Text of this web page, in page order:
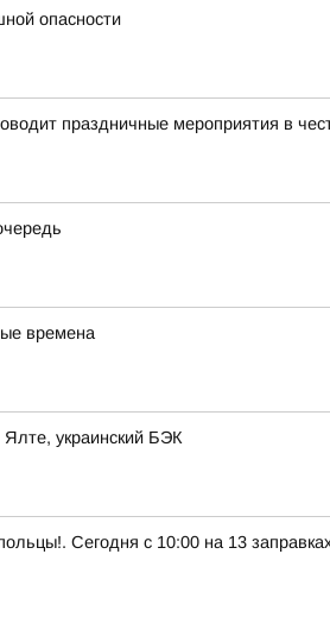
опасности
праздничные мероприятия в
времена
украинский БЭК
Сегодня с 10:00 на 13